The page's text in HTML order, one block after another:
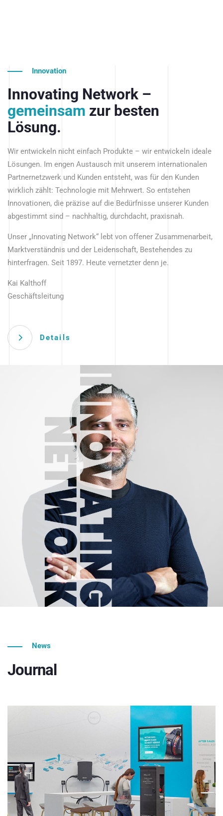
Innovation
Innovating Network –
gemeinsam zur besten
Lösung.
Wir entwickeln nicht einfach Produkte – wir entwickeln ideale
Lösungen. Im engen Austausch mit unserem internationalen
Partnernetzwerk und Kunden entsteht, was für den Kunden
wirklich zählt: Technologie mit Mehrwert. So entstehen
Innovationen, die präzise auf die Bedürfnisse unserer Kunden
abgestimmt sind – nachhaltig, durchdacht, praxisnah.
Unser „Innovating Network“ lebt von offener Zusammenarbeit,
Marktverständnis und der Leidenschaft, Bestehendes zu
hinterfragen. Seit 1897. Heute vernetzter denn je.
Kai Kalthoff
Geschäftsleitung
Details
News
Journal